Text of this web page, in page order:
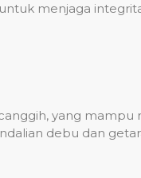
menjaga
yang
debu dan